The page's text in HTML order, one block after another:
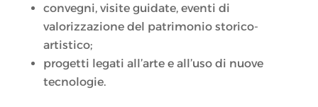
convegni, visite guidate, eventi di
valorizzazione del patrimonio storico-
artistico;
progetti legati all’arte e all’uso di nuove
tecnologie.